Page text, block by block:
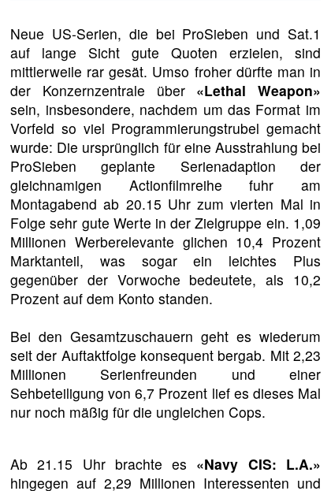
Neue US-Serien, die bei ProSieben und Sat.1
auf lange Sicht gute Quoten erzielen, sind
mittlerweile rar gesät. Umso froher dürfte man in
der Konzernzentrale über «Lethal Weapon»
sein, insbesondere, nachdem um das Format im
Vorfeld so viel Programmierungstrubel gemacht
wurde: Die ursprünglich für eine Ausstrahlung bei
ProSieben geplante Serienadaption der
gleichnamigen Actionfilmreihe fuhr am
Montagabend ab 20.15 Uhr zum vierten Mal in
Folge sehr gute Werte in der Zielgruppe ein. 1,09
Millionen Werberelevante glichen 10,4 Prozent
Marktanteil, was sogar ein leichtes Plus
gegenüber der Vorwoche bedeutete, als 10,2
Prozent auf dem Konto standen.
Bei den Gesamtzuschauern geht es wiederum
seit der Auftaktfolge konsequent bergab. Mit 2,23
Millionen Serienfreunden und einer
Sehbeteiligung von 6,7 Prozent lief es dieses Mal
nur noch mäßig für die ungleichen Cops.
Ab 21.15 Uhr brachte es «Navy CIS: L.A.»
hingegen auf 2,29 Millionen Interessenten und